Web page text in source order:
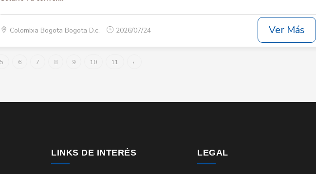
Colombia Bogota Bogota D.c. 2026/07/24 Ver Más
5 6 7 8 9 10 11 ›
LINKS DE INTERÉS LEGAL